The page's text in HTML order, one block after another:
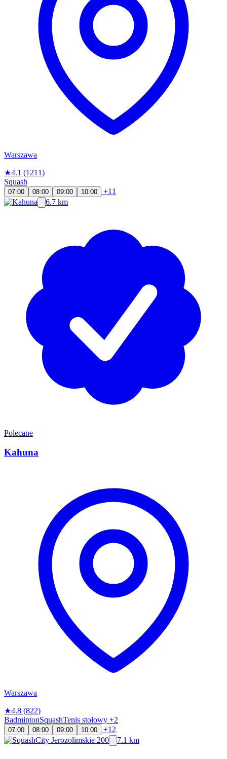
Warszawa
★4.1 (1211)
Squash
07:00 08:00 09:00 10:00
+11
6.7 km
Polecane
Kahuna
Warszawa
★4.8 (822)
BadmintonSquashTenis stołowy +2
07:00 08:00 09:00 10:00
+12
7.1 km